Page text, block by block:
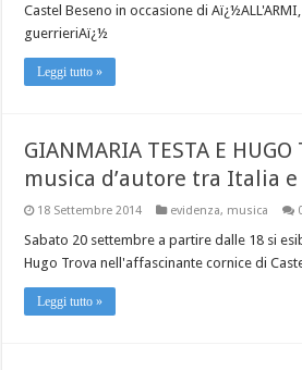
Castel Beseno in occasione di
guerrieriAï¿½
Leggi tutto »
GIANMARIA TESTA E HUGO
musica d’autore tra Italia
18 Settembre 2014 evidenza, musica
Sabato 20 settembre a partire dalle 18 si
Hugo Trova nell'affascinante cornice di
Leggi tutto »